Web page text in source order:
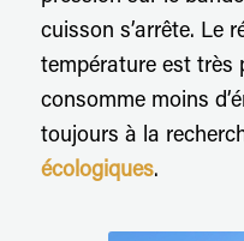
cuisson s’arrête. Le
température est très
consomme moins
toujours à la
écologiques.